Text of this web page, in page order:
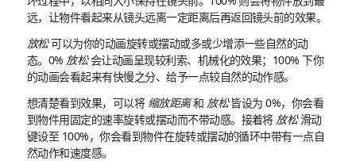
远，让物件看起来从镜头远离一定距离后再返回镜头前的效果。
放松可以为你的动画旋转或摆动或多或少增添一些自然的动
态。0% 放松会让动画呈现较利索、机械化的效果；100% 下你
的动画会看起来有快慢之分、给予一点较自然的动作感。
想清楚看到效果，可以将缩放距离和 放松皆设为 0%，你会看
到物件用固定的速率旋转或摆动而不带动感。接着将 放松滑动
键设至 100%，你会看到物件在旋转或摆动的循环中带有一点自
然动作和速度感。